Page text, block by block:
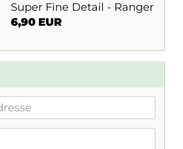
Super Fine Detail - Ranger
6,90 EUR